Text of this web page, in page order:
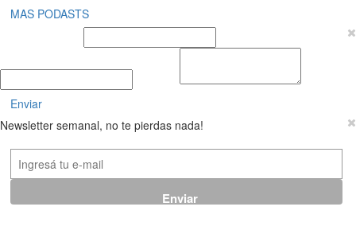
MAS PODASTS
Enviar
Newsletter semanal, no te pierdas nada!